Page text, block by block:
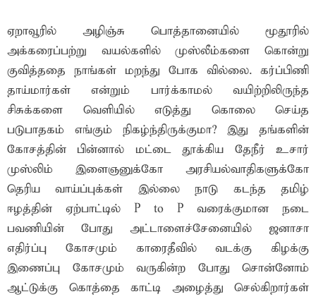
ஏறாவூரில் அழிஞ்சு பொத்தானையில் மூதூரில்
அக்கரைப்பற்று வயல்களில் முஸ்லீம்களை கொன்று
குவித்ததை நாங்கள் மறந்து போக வில்லை. கர்ப்பிணி
தாய்மார்கள் என்றும் பார்க்காமல் வயிற்றிலிருந்த
சிசுக்களை வெளியில் எடுத்து கொலை செய்த
படுபாதகம் எங்கும் நிகழ்ந்திருக்குமா? இது தங்களின்
கோசத்தின் பின்னால் மட்டை தூக்கிய தேநீர் உசார்
முஸ்லிம் இளைஞனுக்கோ அரசியல்வாதிகளுக்கோ
தெரிய வாய்ப்புக்கள் இல்லை நாடு கடந்த தமிழ்
ஈழத்தின் ஏற்பாட்டில் P to P வரைக்குமான நடை
பவணியின் போது அட்டாளைச்சேனையில் ஜனாசா
எதிர்ப்பு கோசமும் காரைதீவில் வடக்கு கிழக்கு
இணைப்பு கோசமும் வருகின்ற போது சொன்னோம்
ஆட்டுக்கு கொத்தை காட்டி அழைத்து செல்கிறார்கள்